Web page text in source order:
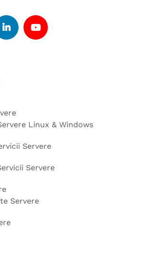
Linux & Windows
Servere
Servere
Servere